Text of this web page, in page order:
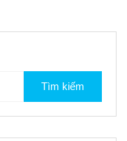
Tìm kiếm